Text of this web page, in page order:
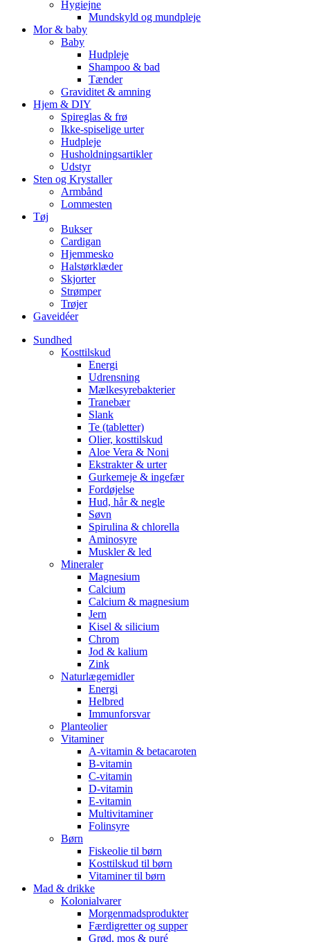
Hygiejne
Mundskyld og mundpleje
Mor & baby
Baby
Hudpleje
Shampoo & bad
Tænder
Graviditet & amning
Hjem & DIY
Spireglas & frø
Ikke-spiselige urter
Hudpleje
Husholdningsartikler
Udstyr
Sten og Krystaller
Armbånd
Lommesten
Tøj
Bukser
Cardigan
Hjemmesko
Halstørklæder
Skjorter
Strømper
Trøjer
Gaveidéer
Sundhed
Kosttilskud
Energi
Udrensning
Mælkesyrebakterier
Tranebær
Slank
Te (tabletter)
Olier, kosttilskud
Aloe Vera & Noni
Ekstrakter & urter
Gurkemeje & ingefær
Fordøjelse
Hud, hår & negle
Søvn
Spirulina & chlorella
Aminosyre
Muskler & led
Mineraler
Magnesium
Calcium
Calcium & magnesium
Jern
Kisel & silicium
Chrom
Jod & kalium
Zink
Naturlægemidler
Energi
Helbred
Immunforsvar
Planteolier
Vitaminer
A-vitamin & betacaroten
B-vitamin
C-vitamin
D-vitamin
E-vitamin
Multivitaminer
Folinsyre
Børn
Fiskeolie til børn
Kosttilskud til børn
Vitaminer til børn
Mad & drikke
Kolonialvarer
Morgenmadsprodukter
Færdigretter og supper
Grød, mos & puré